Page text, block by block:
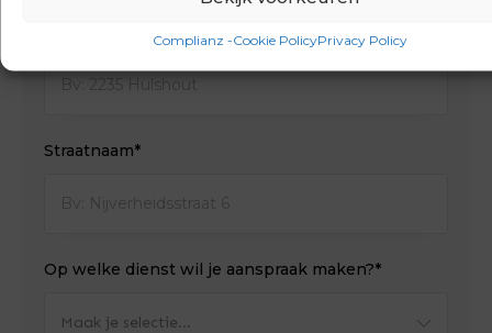
Complianz -Cookie PolicyPrivacy Policy
Postcode + regio*
Straatnaam*
Op welke dienst wil je aanspraak maken?*
Maak je selectie...